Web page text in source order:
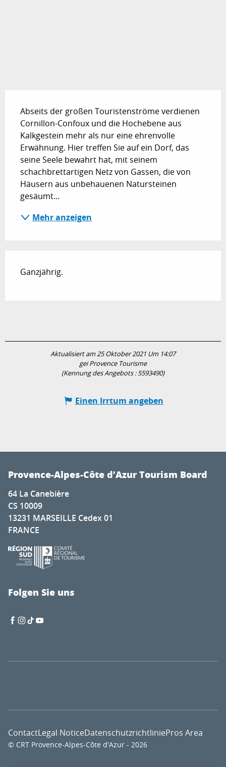
Abseits der großen Touristenströme verdienen
Cornillon-Confoux und die Hochebene aus
Kalkgestein mehr als nur eine ehrenvolle
Erwähnung. Hier treffen Sie auf ein Dorf, das
seine Seele bewahrt hat, mit seinem
schachbrettartigen Netz von Gassen, die von
Häusern aus unbehauenen Natursteinen
gesäumt...
Mehr anzeigen
Ganzjährig.
Aktualisiert am 25 Oktober 2021 Um 14:07
gei Provence Tourisme
(Kennung des Angebots :5593490)
Einen Irrtum angeben
Provence-Alpes-Côte d’Azur Tourism Board
64 La Canebière
CS 10009
13231 MARSEILLE Cedex 01
FRANCE
Folgen Sie uns
© CRT Provence-Alpes-Côte d'Azur - 2026
ContactLegal NoticeDatenschutzrichtliniePros Area